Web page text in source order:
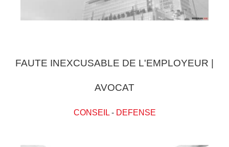
FAUTE INEXCUSABLE DE L'EMPLOYEUR |
AVOCAT
CONSEIL- DEFENSE